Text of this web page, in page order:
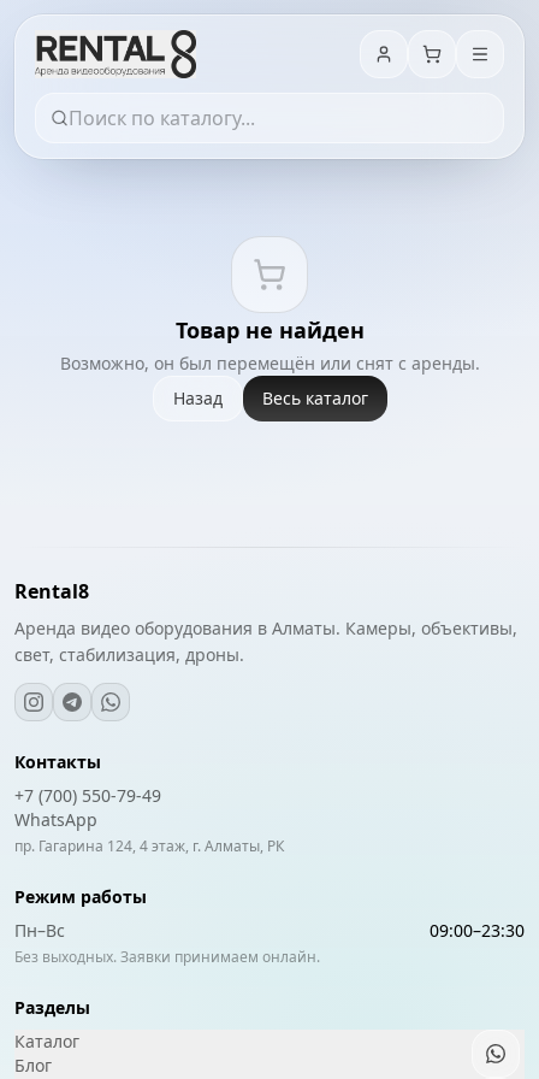
Товар не найден
Возможно, он был перемещён или снят с аренды.
Назад
Весь каталог
Rental8
Аренда видео оборудования в Алматы. Камеры, объективы,
свет, стабилизация, дроны.
Контакты
+7 (700) 550-79-49
WhatsApp
пр. Гагарина 124, 4 этаж, г. Алматы, РК
Режим работы
Пн–Вс
09:00–23:30
Без выходных. Заявки принимаем онлайн.
Разделы
Каталог
Блог